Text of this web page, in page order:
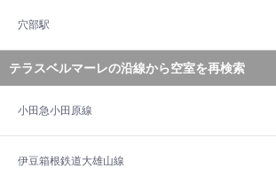
穴部駅
テラスベルマーレの沿線から空室を再検索
小田急小田原線
伊豆箱根鉄道大雄山線